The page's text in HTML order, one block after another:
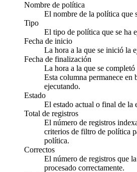
Nombre de política
El nombre de la política que
Tipo
El tipo de política que se ha
Fecha de inicio
La hora a la que se inició la
Fecha de finalización
La hora a la que se
Esta columna permanece en
ejecutando.
Estado
El estado actual o final de la
Total de registros
El número de registros
criterios de filtro de política
política.
Correctos
El número de registros que
procesado correctamente.